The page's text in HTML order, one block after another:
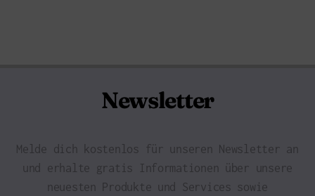
Newsletter
Melde dich kostenlos für unseren Newsletter an
und erhalte gratis Informationen über unsere
neuesten Produkte und Services sowie